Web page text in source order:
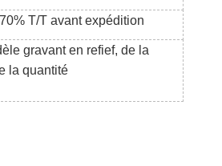
T/T avant expédition
gravant en refief, de la
la quantité